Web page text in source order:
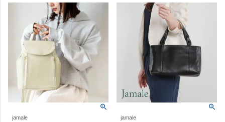
jamale jamale